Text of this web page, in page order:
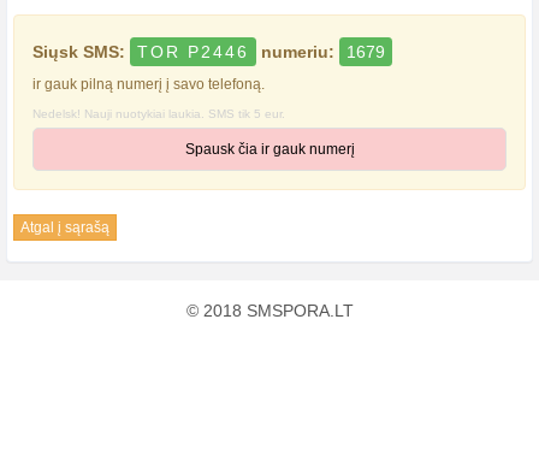
Siųsk SMS: TOR P2446 numeriu: 1679
ir gauk pilną numerį į savo telefoną.
Nedelsk! Nauji nuotykiai laukia. SMS tik 5 eur.
Spausk čia ir gauk numerį
Atgal į sąrašą
© 2018 SMSPORA.LT